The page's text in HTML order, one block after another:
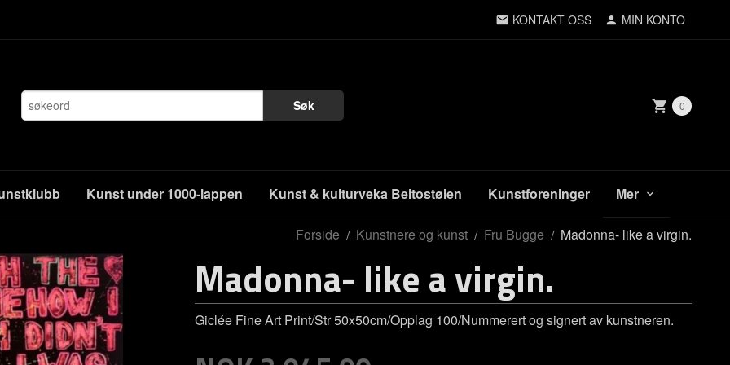
KONTAKT OSS MIN KONTO
Søk 0
Kunst under 1000-lappen Kunst & kulturveka Beitostølen Kunstforeninger Mer
Forside Kunstnere og kunst Fru Bugge Madonna- like a virgin.
Madonna- like a virgin.
Giclée Fine Art Print/Str 50x50cm/Opplag 100/Nummerert og signert av kunstneren.